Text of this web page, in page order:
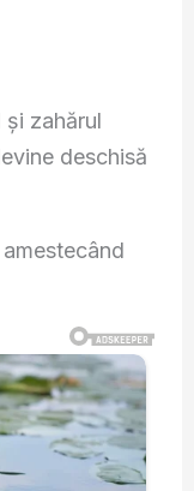
și zahărul
deschisă